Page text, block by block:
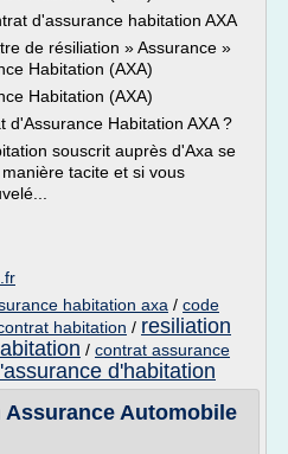
d'assurance habitation AXA
de résiliation » Assurance »
Habitation (AXA)
Habitation (AXA)
d'Assurance Habitation AXA ?
souscrit auprès d'Axa se
tacite et si vous
habitation axa / code
habitation / resiliation
/ contrat assurance
d'habitation
Automobile